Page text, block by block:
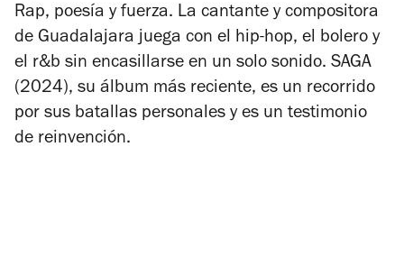
Rap, poesía y fuerza. La cantante y compositora
de Guadalajara juega con el hip-hop, el bolero y
el r&b sin encasillarse en un solo sonido. SAGA
(2024), su álbum más reciente, es un recorrido
por sus batallas personales y es un testimonio
de reinvención.